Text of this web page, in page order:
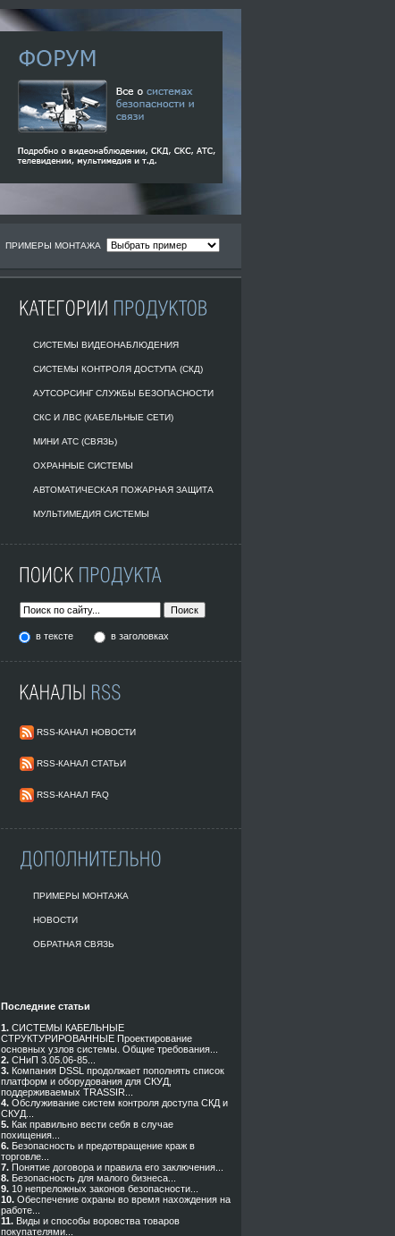
ПРИМЕРЫ МОНТАЖА
СИСТЕМЫ ВИДЕОНАБЛЮДЕНИЯ
СИСТЕМЫ КОНТРОЛЯ ДОСТУПА (СКД)
АУТСОРСИНГ СЛУЖБЫ БЕЗОПАСНОСТИ
СКС И ЛВС (КАБЕЛЬНЫЕ СЕТИ)
МИНИ АТС (СВЯЗЬ)
ОХРАННЫЕ СИСТЕМЫ
АВТОМАТИЧЕСКАЯ ПОЖАРНАЯ ЗАЩИТА
МУЛЬТИМЕДИЯ СИСТЕМЫ
в тексте в заголовках
RSS-КАНАЛ НОВОСТИ
RSS-КАНАЛ СТАТЬИ
RSS-КАНАЛ FAQ
ПРИМЕРЫ МОНТАЖА
НОВОСТИ
ОБРАТНАЯ СВЯЗЬ
Последние статьи
1. СИСТЕМЫ КАБЕЛЬНЫЕ
СТРУКТУРИРОВАННЫЕ Проектирование
основных узлов системы. Общие требования...
2. СНиП 3.05.06-85...
3. Компания DSSL продолжает пополнять список
платформ и оборудования для СКУД,
поддерживаемых TRASSIR...
4. Обслуживание систем контроля доступа СКД и
СКУД...
5. Как правильно вести себя в случае
похищения...
6. Безопасность и предотвращение краж в
торговле...
7. Понятие договора и правила его заключения...
8. Безопасность для малого бизнеса...
9. 10 непреложных законов безопасности...
10. Обеспечение охраны во время нахождения на
работе...
11. Виды и способы воровства товаров
покупателями...